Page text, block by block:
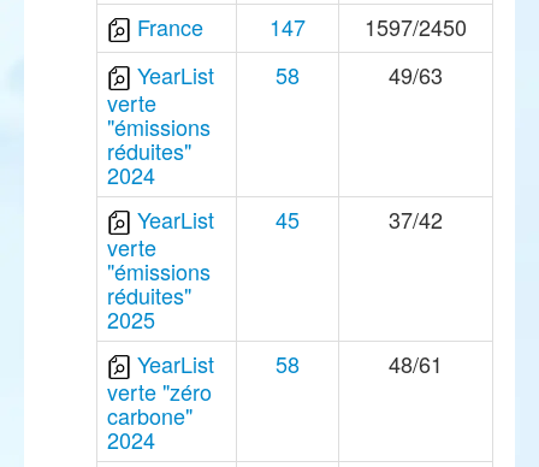
France 147
1597/2450
YearList
verte
"émissions
réduites"
2024
58 49/63
YearList
verte
"émissions
réduites"
2025
45 37/42
YearList
verte "zéro
carbone"
2024
58 48/61